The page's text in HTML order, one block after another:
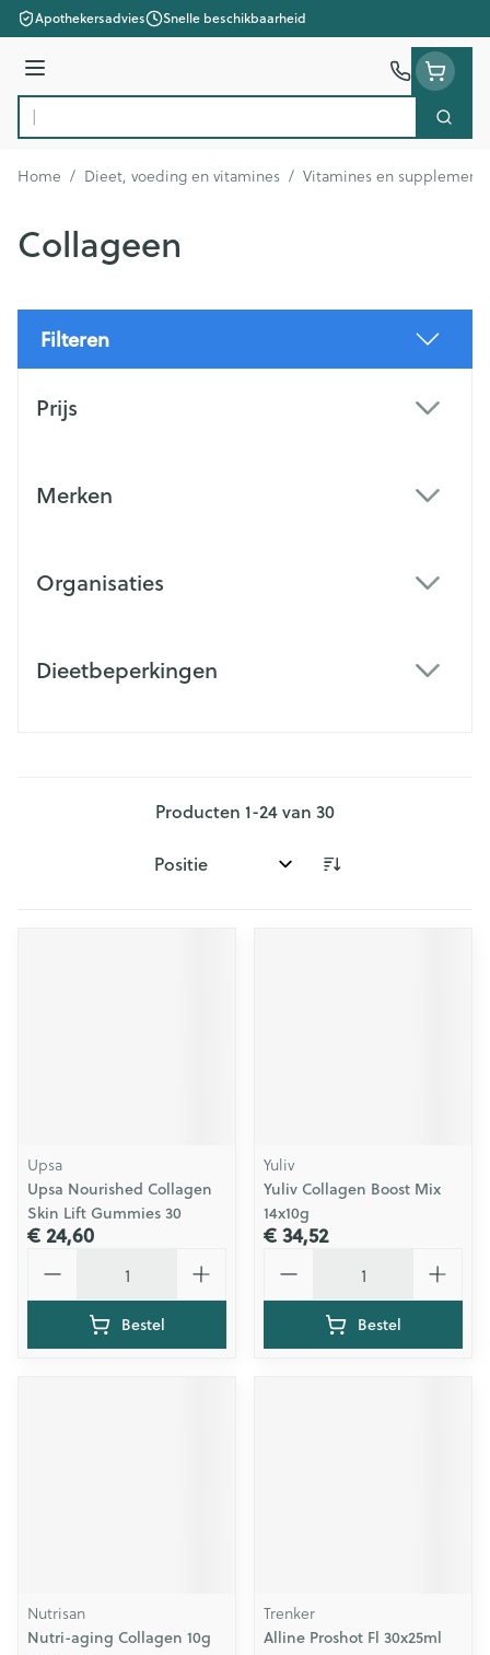
Ga naar de inhoud
Apothekersadvies Snelle beschikbaarheid
Menu
Product, merk, categorie...
Zoek
Home / Dieet, voeding en vitamines / Vitamines en
Collageen
Filteren
Prijs
Merken
Organisaties
Dieetbeperkingen
Producten 1-24van 30
Sorteer op:
Upsa
Upsa Nourished Collagen
Skin Lift Gummies 30
€ 24,60
Bestel
Yuliv
Yuliv Collagen Boost Mix
14x10g
€ 34,52
Bestel
Nutrisan
Nutri-aging Collagen 10g
Trenker
Alline Proshot Fl 30x25ml